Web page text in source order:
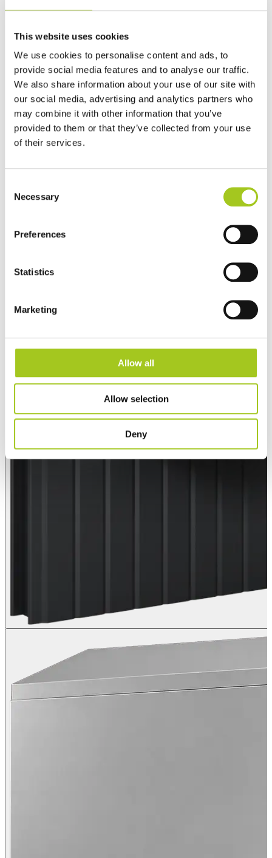
This website uses cookies
We use cookies to personalise content and ads, to
provide social media features and to analyse our traffic.
We also share information about your use of our site with
our social media, advertising and analytics partners who
may combine it with other information that you’ve
provided to them or that they’ve collected from your use
of their services.
Selection
Necessary
Preferences
Statistics
Marketing
Allow all
Allow selection
Deny